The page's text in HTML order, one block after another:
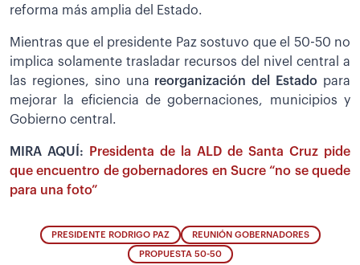
reforma más amplia del Estado.
Mientras que el presidente Paz sostuvo que el 50-50 no
implica solamente trasladar recursos del nivel central a
las regiones, sino una reorganización del Estado para
mejorar la eficiencia de gobernaciones, municipios y
Gobierno central.
MIRA AQUÍ:
Presidenta de la ALD de Santa Cruz pide
que encuentro de gobernadores en Sucre “no se quede
para una foto”
PRESIDENTE RODRIGO PAZ REUNIÓN GOBERNADORES
PROPUESTA 50-50